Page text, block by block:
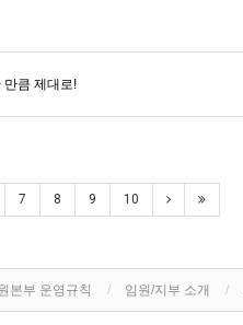
만큼 제대로!
7 8 9 10
본부 운영규칙 임원/지부 소개